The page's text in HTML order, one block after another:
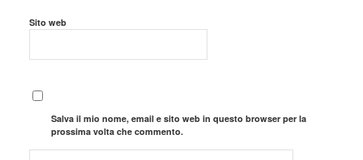
Sito web
Salva il mio nome, email e sito web in questo browser per la
prossima volta che commento.